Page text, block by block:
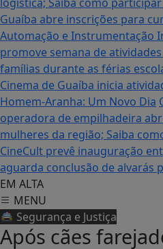
Guaíba abre inscrições para
Automação e Instrumentação
promove semana de
famílias durante as férias
Cinema de Guaíba inicia
Homem-Aranha: Um Novo Dia
operadora de empilhadeira
mulheres da região; Saiba
CineCult prevê inauguração
aguarda conclusão de alvarás
EM ALTA
MENU
🚔 Segurança e Justiça
Após cães